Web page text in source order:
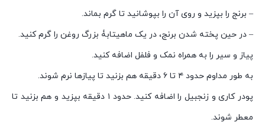
– برنج را بپزید و روی آن را بپوشانید تا گرم بماند.
– در حین پخته شدن برنج، در یک ماهیتابۀ بزرگ روغن را گرم کنید.
پیاز و سیر را به همراه نمک و فلفل اضافه کنید.
به طور مداوم حدود ۴ تا ۶ دقیقه هم بزنید تا پیازها نرم شوند.
پودر کاری و زنجبیل را اضافه کنید. حدود ۱ دقیقه بپزید و هم بزنید تا
معطر شوند.